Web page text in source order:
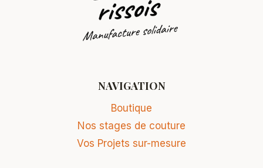
NAVIGATION
Boutique
Nos stages de couture
Vos Projets sur-mesure